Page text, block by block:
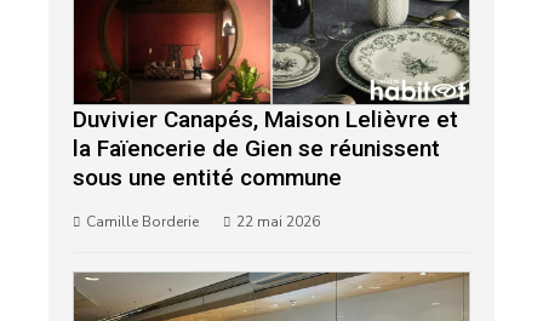
Duvivier Canapés, Maison Lelièvre et
la Faïencerie de Gien se réunissent
sous une entité commune
Camille Borderie 22 mai 2026